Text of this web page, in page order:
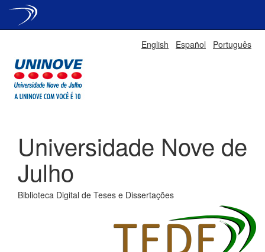
English Español Português
Universidade Nove de
Julho
Biblioteca Digital de Teses e Dissertações